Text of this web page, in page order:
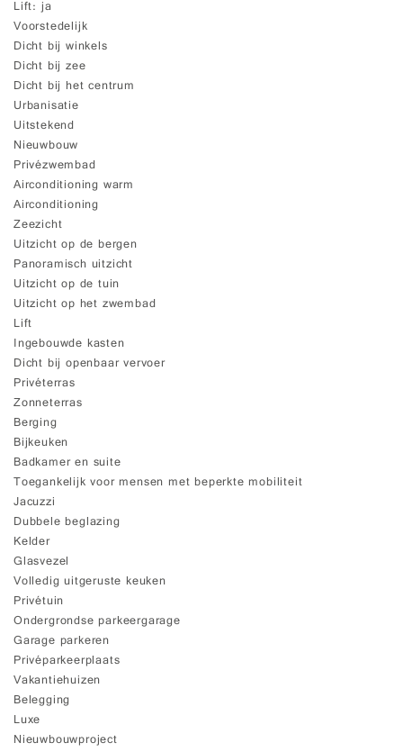
Lift ja
Voorstedelijk
Dicht bij winkels
Dicht bij zee
Dicht bij het centrum
Urbanisatie
Uitstekend
Nieuwbouw
Privézwembad
Airconditioning warm
Airconditioning
Zeezicht
Uitzicht op de bergen
Panoramisch uitzicht
Uitzicht op de tuin
Uitzicht op het zwembad
Lift
Ingebouwde kasten
Dicht bij openbaar vervoer
Privéterras
Zonneterras
Berging
Bijkeuken
Badkamer en suite
Toegankelijk voor mensen met beperkte mobiliteit
Jacuzzi
Dubbele beglazing
Kelder
Glasvezel
Volledig uitgeruste keuken
Privétuin
Ondergrondse parkeergarage
Garage parkeren
Privéparkeerplaats
Vakantiehuizen
Belegging
Luxe
Nieuwbouwproject